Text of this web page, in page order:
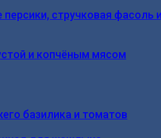
стручковая фасоль
и копчёным мясом
базилика и томатов